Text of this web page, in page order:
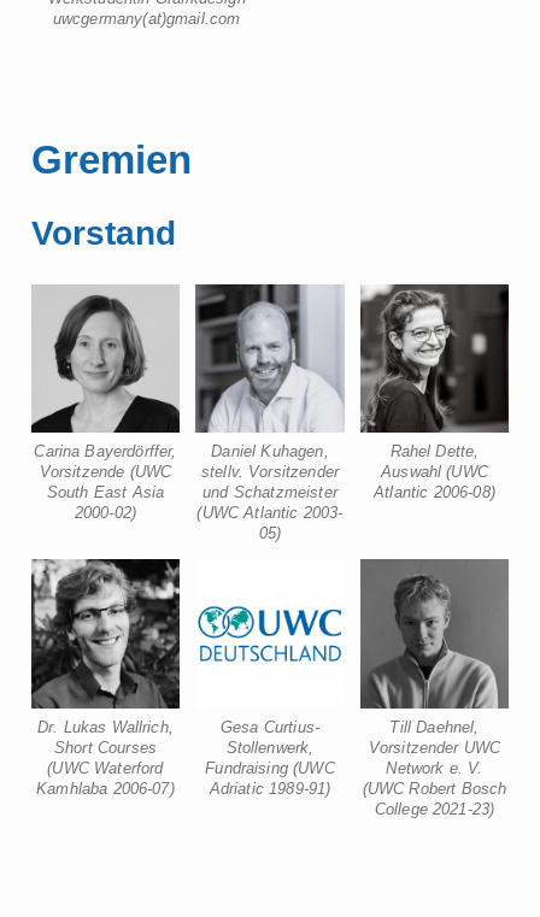
uwcgermany(at)gmail.com
Gremien
Vorstand
Carina Bayerdörffer,
Vorsitzende (UWC
South East Asia
2000-02)
Daniel Kuhagen,
stellv. Vorsitzender
und Schatzmeister
(UWC Atlantic 2003-
05)
Rahel Dette,
Auswahl (UWC
Atlantic 2006-08)
Dr. Lukas Wallrich,
Short Courses
(UWC Waterford
Kamhlaba 2006-07)
Gesa Curtius-
Stollenwerk,
Fundraising (UWC
Adriatic 1989-91)
Till Daehnel,
Vorsitzender UWC
Network e. V.
(UWC Robert Bosch
College 2021-23)